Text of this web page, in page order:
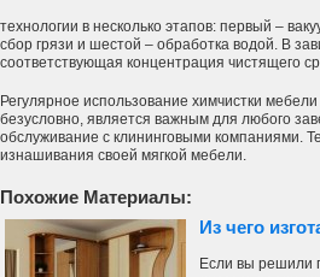
технологии в несколько этапов: первый –
сбор грязи и шестой – обработка водой. В
соответствующая концентрация чистящего
Регулярное использование химчистки
безусловно, является важным для любого
обслуживание с клининговыми компаниями.
изнашивания своей мягкой мебели.
Похожие Материалы:
Из чего
Если вы решили